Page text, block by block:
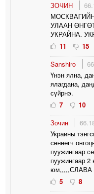
ЗОЧИН
УЛААН
УКРАЙНА.
11
15
Sanshiro
Үнэн ялна,
ялагдана,
сүйрнэ.
7
10
Зочин
Украины
сөнөөгч
пуужингаар
пуужингаар 2
юм,,,,,СЛАВА
5
8